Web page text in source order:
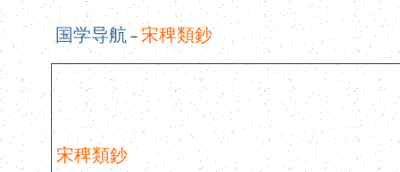
国学导航 － 宋稗類鈔
宋稗類鈔